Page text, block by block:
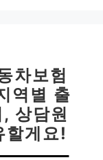
차보험
역별 출
상담원
할게요!